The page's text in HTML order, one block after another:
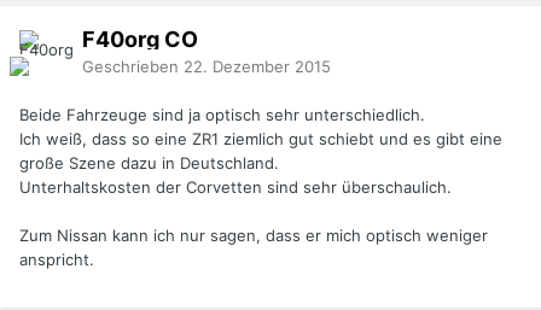
F40org CO
Geschrieben 22. Dezember 2015
Beide Fahrzeuge sind ja optisch sehr unterschiedlich.
Ich weiß, dass so eine ZR1 ziemlich gut schiebt und es gibt eine
große Szene dazu in Deutschland.
Unterhaltskosten der Corvetten sind sehr überschaulich.
Zum Nissan kann ich nur sagen, dass er mich optisch weniger
anspricht.